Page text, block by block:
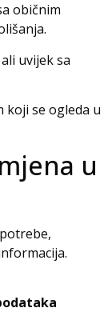
običnim
uvijek sa
koji se ogleda u
u